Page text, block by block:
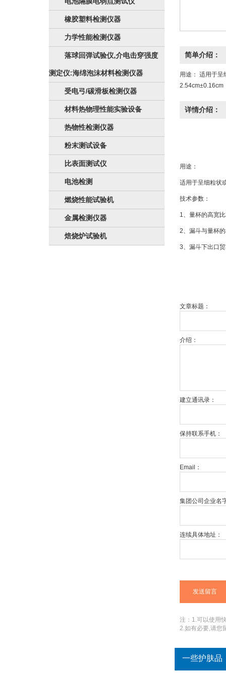
橡胶塑料检测仪器
力学性能检测仪器
落球回弹试验仪,介电击穿强度
测定仪:海绵泡沫材料检测仪器
受电弓/碳滑板检测仪器
材料热物理性能实验设备
热物性检测仪器
粉末测试设备
比表面测试仪
电池检测
燃烧性能试验机
金属检测仪器
焙烧炉试验机
简单介绍：
用途： 适用于
2.54cm±0.16cm
详情介绍：
用途：
适用于呈细粒状
技术参数：
1、量杯的高宽
2、漏斗与量杯
3、漏斗下出口
文章标题：
介绍：
建立通讯录：
保持联系手机：
Email：
集团公司企业名
连续具体地址：
注：1.可以使用
2.如有必要,请您
一些护肤品